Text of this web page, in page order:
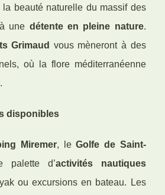
beauté naturelle du massif des
une détente en pleine nature.
Grimaud vous mèneront à des
où la flore méditerranéenne
disponibles
Miremer, leGolfe de Saint-
palette d’activités nautiques
ou excursions en bateau. Les